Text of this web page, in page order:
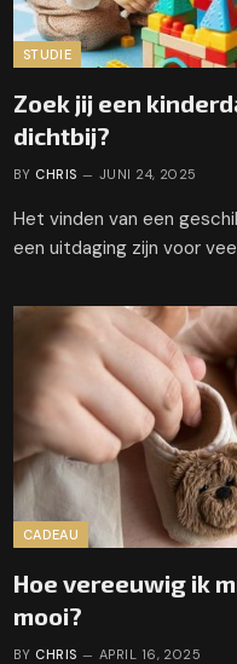
STUDIE
Zoek jij een
dichtbij?
BY CHRIS JUNI 24, 2025
Het vinden van een
een uitdaging zijn voor
CADEAU
Hoe vereeuwig ik
mooi?
BY CHRIS APRIL 16, 2025